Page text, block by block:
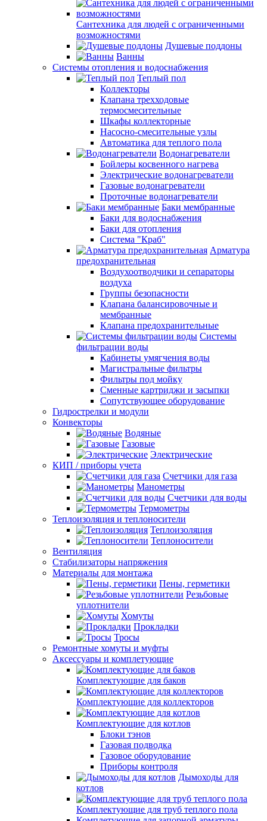
Сантехника для людей с ограниченными
возможностями
Душевые поддоны
Ванны
Системы отопления и водоснабжения
Теплый пол
Коллекторы
Клапана трехходовые
термосмесительные
Шкафы коллекторные
Насосно-смесительные узлы
Автоматика для теплого пола
Водонагреватели
Бойлеры косвенного нагрева
Электрические водонагреватели
Газовые водонагреватели
Проточные водонагреватели
Баки мембранные
Баки для водоснабжения
Баки для отопления
Система "Краб"
Арматура
предохранительная
Воздухоотводчики и сепараторы
воздуха
Группы безопасности
Клапана балансировочные и
мембранные
Клапана предохранительные
Системы
фильтрации воды
Кабинеты умягчения воды
Магистральные фильтры
Фильтры под мойку
Сменные картриджи и засыпки
Сопутствующее оборудование
Гидрострелки и модули
Конвекторы
Водяные
Газовые
Электрические
КИП / приборы учета
Счетчики для газа
Манометры
Счетчики для воды
Термометры
Теплоизоляция и теплоносители
Теплоизоляция
Теплоносители
Вентиляция
Стабилизаторы напряжения
Материалы для монтажа
Пены, герметики
Резьбовые
уплотнители
Хомуты
Прокладки
Тросы
Ремонтные хомуты и муфты
Аксессуары и комплетующие
Комплектующие для баков
Комплектующие для коллекторов
Комплектующие для котлов
Блоки тэнов
Газовая подводка
Газовое оборудование
Приборы контроля
Дымоходы для
котлов
Комплектующие для труб теплого пола